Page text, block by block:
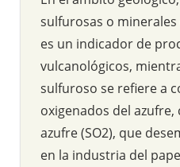
sulfurosas o
es un indicador de
vulcanológicos,
sulfuroso se refiere a
oxigenados del
azufre (SO2), que
en la industria del